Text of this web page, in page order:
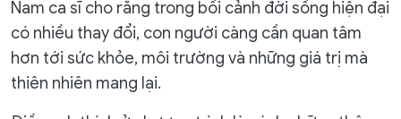
Nam ca sĩ cho rằng trong bối cảnh đời sống hiện đại
có nhiều thay đổi, con người càng cần quan tâm
hơn tới sức khỏe, môi trường và những giá trị mà
thiên nhiên mang lại.